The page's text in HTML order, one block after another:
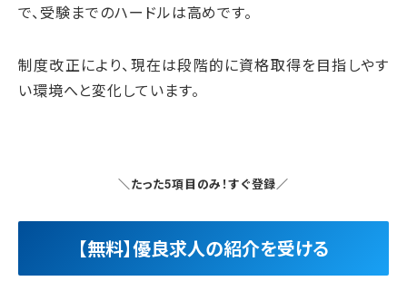
で、受験までのハードルは高めです。
制度改正により、現在は段階的に資格取得を目指しやす
い環境へと変化しています。
＼たった5項目のみ！すぐ登録／
【無料】優良求人の紹介を受ける